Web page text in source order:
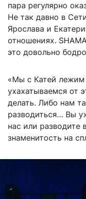
пара регулярно
Не так давно в
Ярослава и
отношениях.
это довольно
«Мы с Катей лежим
ухахатываемся от
делать. Либо нам
разводиться… Вы
нас или разводите
знаменитость на